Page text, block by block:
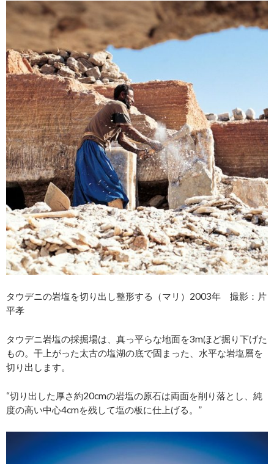
タウデニの岩塩を切り出し整形する（マリ）2003年 撮影：片
平孝
タウデニ岩塩の採掘場は、真っ平らな地面を3mほど掘り下げた
もの。干上がった太古の塩湖の底で固まった、水平な岩塩層を
切り出します。
“切り出した厚さ約20cmの岩塩の原石は両面を削り落とし、純
度の高い中心4cmを残して塩の板に仕上げる。”